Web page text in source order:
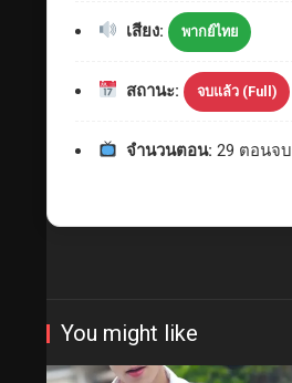
เสียง: พากย์ไทย
สถานะ: จบแล้ว (Full)
จำนวนตอน: 29 ตอนจบ
You might like